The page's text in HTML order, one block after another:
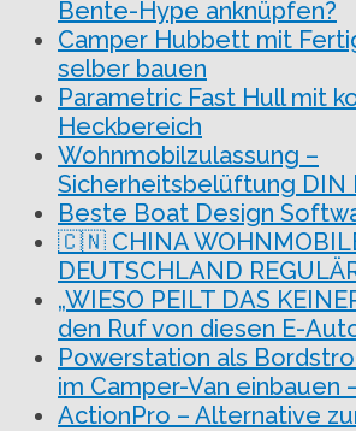
Bente-Hype anknüpfen?
Camper Hubbett mit
selber bauen
Parametric Fast Hull mit
Heckbereich
Wohnmobilzulassung –
Sicherheitsbelüftung DIN
Beste Boat Design
🇨🇳 CHINA
DEUTSCHLAND
„WIESO PEILT DAS
den Ruf von diesen E-
Powerstation als
im Camper-Van einbauen
ActionPro – Alternative